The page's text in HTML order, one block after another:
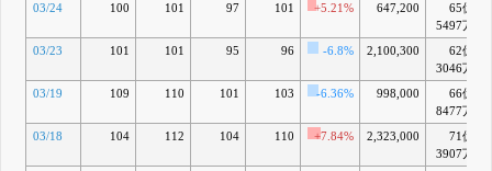
03/24
100 101 97 101 +5.21% 647,200
65億
5497万
03/23
101 101 95 96 -6.8% 2,100,300
62億
3046万
03/19 109 110 101 103 -6.36% 998,000
66億
8477万
03/18 104 112 104 110 +7.84% 2,323,000
71億
3907万